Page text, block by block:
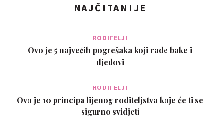
NAJČITANIJE
RODITELJI
Ovo je 5 najvećih pogrešaka koji rade bake i
djedovi
RODITELJI
Ovo je 10 principa lijenog roditeljstva koje će ti se
sigurno svidjeti